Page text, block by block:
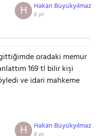
Hakan Büyükyılmaz
8 yıl
H
oradaki memur
169 tl bilir kişi
ve idari mahkeme
Hakan Büyükyılmaz
H